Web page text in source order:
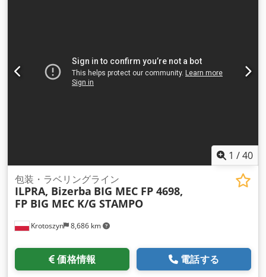
1 /40
Krotoszyn 8,686 km
包装・ラベリングライン
ILPRA, Bizerba BIG MEC FP 4698,
FP BIG MEC K/G STAMPO
価格情報 電話する